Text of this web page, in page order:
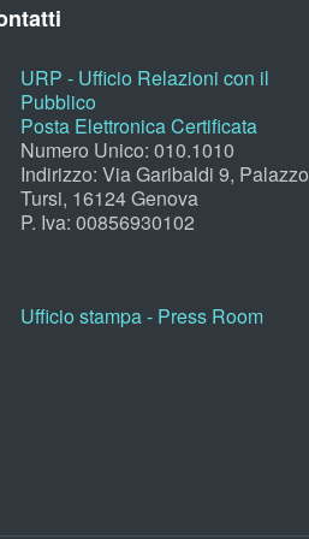
URP - Ufficio Relazioni con il
Pubblico
Posta Elettronica Certificata
Numero Unico: 010.1010
Indirizzo: Via Garibaldi 9, Palazzo
Tursi, 16124 Genova
P. Iva: 00856930102
Ufficio stampa - Press Room